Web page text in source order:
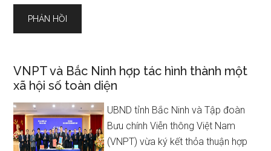
VNPT và Bắc Ninh hợp tác hình thành một
xã hội số toàn diện
UBND tỉnh Bắc Ninh và Tập đoàn
Bưu chính Viễn thông Việt Nam
(VNPT) vừa ký kết thỏa thuận hợp